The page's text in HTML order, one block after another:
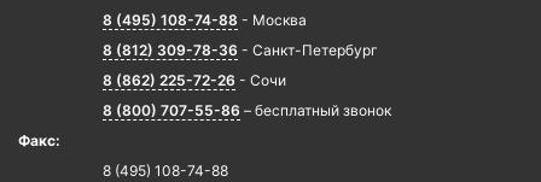
8 (495) 108-74-88 - Москва
8 (812) 309-78-36 - Санкт-Петербург
8 (862) 225-72-26 - Сочи
8 (800) 707-55-86 – бесплатный звонок
Факс:
8 (495) 108-74-88